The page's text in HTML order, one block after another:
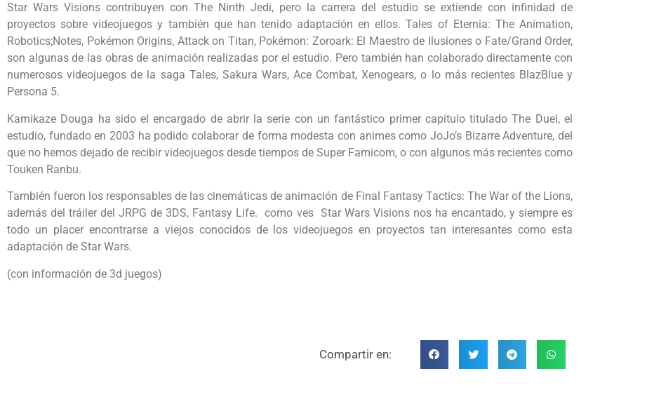
Star Wars Visions contribuyen con The Ninth Jedi, pero la carrera del estudio se extiende con infinidad de
proyectos sobre videojuegos y también que han tenido adaptación en ellos. Tales of Eternia: The Animation,
Robotics;Notes, Pokémon Origins, Attack on Titan, Pokémon: Zoroark: El Maestro de Ilusiones o Fate/Grand Order,
son algunas de las obras de animación realizadas por el estudio. Pero también han colaborado directamente con
numerosos videojuegos de la saga Tales, Sakura Wars, Ace Combat, Xenogears, o lo más recientes BlazBlue y
Persona 5.
Kamikaze Douga ha sido el encargado de abrir la serie con un fantástico primer capítulo titulado The Duel, el
estudio, fundado en 2003 ha podido colaborar de forma modesta con animes como JoJo’s Bizarre Adventure, del
que no hemos dejado de recibir videojuegos desde tiempos de Super Famicom, o con algunos más recientes como
Touken Ranbu.
También fueron los responsables de las cinemáticas de animación de Final Fantasy Tactics: The War of the Lions,
además del tráiler del JRPG de 3DS, Fantasy Life. como ves Star Wars Visions nos ha encantado, y siempre es
todo un placer encontrarse a viejos conocidos de los videojuegos en proyectos tan interesantes como esta
adaptación de Star Wars.
(con información de 3d juegos)
Compartir en: